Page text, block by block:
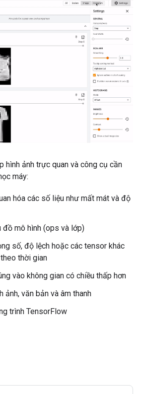
hình ảnh trực quan và công cụ cần
máy:
hóa các số liệu như mất mát và độ
đồ mô hình (ops và lớp)
số, độ lệch hoặc các tensor khác
thời gian
vào không gian có chiều thấp hơn
ảnh, văn bản và âm thanh
trình TensorFlow